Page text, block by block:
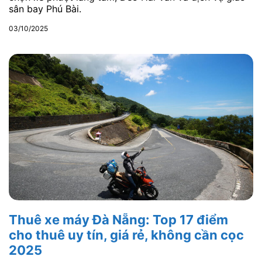
sân bay Phú Bài.
03/10/2025
Thuê xe máy Đà Nẵng: Top 17 điểm
cho thuê uy tín, giá rẻ, không cần cọc
2025